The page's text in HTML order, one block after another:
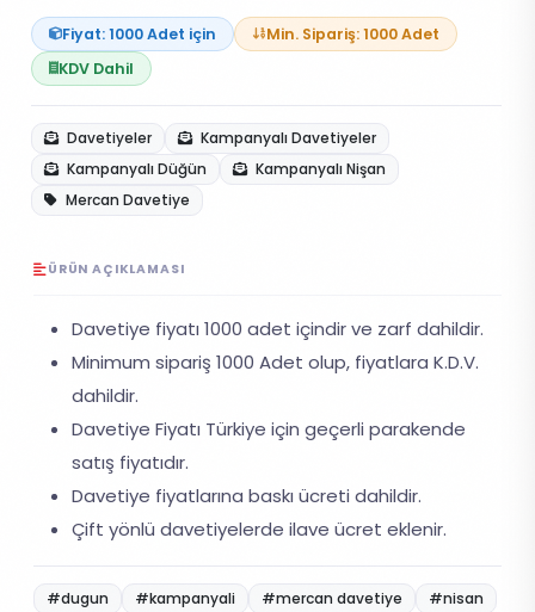
Fiyat: 1000 Adet için
Min. Sipariş: 1000 Adet
KDV Dahil
Davetiyeler
Kampanyalı Davetiyeler
Kampanyalı Düğün
Kampanyalı Nişan
Mercan Davetiye
ÜRÜN AÇIKLAMASI
Davetiye fiyatı 1000 adet içindir ve zarf dahildir.
Minimum sipariş 1000 Adet olup, fiyatlara K.D.V.
dahildir.
Davetiye Fiyatı Türkiye için geçerli parakende
satış fiyatıdır.
Davetiye fiyatlarına baskı ücreti dahildir.
Çift yönlü davetiyelerde ilave ücret eklenir.
#dugun #kampanyali #mercan davetiye #nisan